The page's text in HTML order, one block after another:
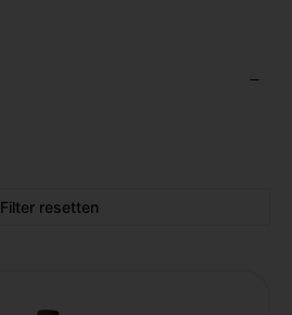
Filter resetten